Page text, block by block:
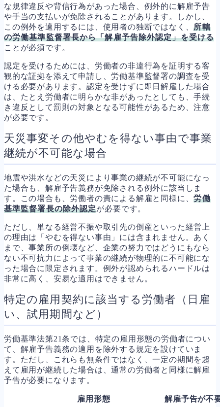
な規律違反や背信行為があった場合、例外的に解雇予告
や手当の支払いが免除されることがあります。しかし、
この例外を適用するには、使用者の独断ではなく、所轄
の労働基準監督署長から「解雇予告除外認定」を受ける
ことが必須です。
認定を受けるためには、労働者の非違行為を証明する客
観的な証拠を添えて申請し、労働基準監督署の調査を受
ける必要があります。認定を受けずに即日解雇した場合
は、たとえ労働者に明らかな非があったとしても、手続
き違反として罰則の対象となる可能性があるため、注意
が必要です。
天災事変その他やむを得ない事由で事業
継続が不可能な場合
地震や洪水などの天災により事業の継続が不可能になっ
た場合も、解雇予告義務が免除される例外に該当しま
す。この場合も、労働者の責による解雇と同様に、労働
基準監督署長の除外認定が必要です。
ただし、単なる経営不振や取引先の倒産といった経営上
の理由は「やむを得ない事由」には含まれません。あく
まで、事業所の倒壊など、企業の努力ではどうにもなら
ない不可抗力によって事業の継続が物理的に不可能にな
った場合に限定されます。例外が認められるハードルは
非常に高く、安易な適用はできません。
特定の雇用契約に該当する労働者（日雇
い、試用期間など）
労働基準法第21条では、特定の雇用形態の労働者につい
て、解雇予告義務の適用を除外する規定を設けていま
す。ただし、これらも無条件ではなく、一定の期間を超
えて雇用が継続した場合は、通常の労働者と同様に解雇
予告が必要になります。
雇用形態
解雇予告が不